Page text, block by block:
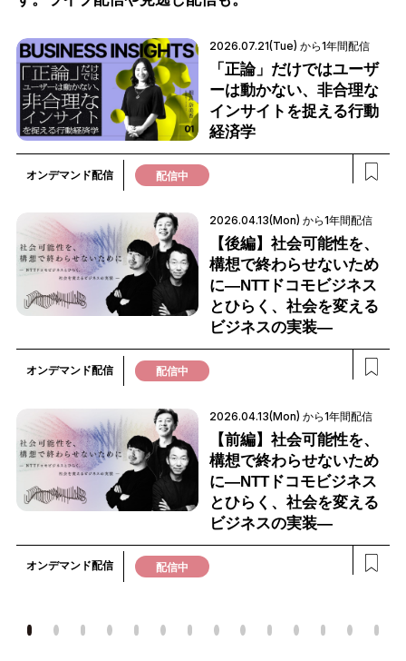
2026.07.21(Tue) から1年間配信
「正論」だけではユーザ
ーは動かない、非合理な
インサイトを捉える行動
経済学
オンデマンド配信 配信中
2026.04.13(Mon) から1年間配信
【後編】社会可能性を、
構想で終わらせないため
に―NTTドコモビジネス
とひらく、社会を変える
ビジネスの実装―
オンデマンド配信 配信中
2026.04.13(Mon) から1年間配信
【前編】社会可能性を、
構想で終わらせないため
に―NTTドコモビジネス
とひらく、社会を変える
ビジネスの実装―
オンデマンド配信 配信中